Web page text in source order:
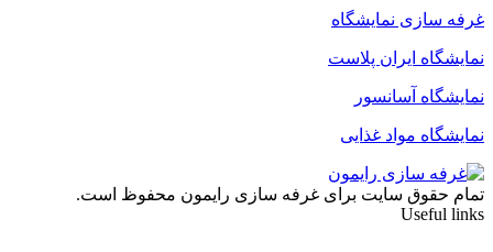
غرفه سازی نمایشگاه
نمایشگاه ایران پلاست
نمایشگاه آسانسور
نمایشگاه مواد غذایی
تمام حقوق سایت برای غرفه سازی رایمون محفوظ است.
Useful links